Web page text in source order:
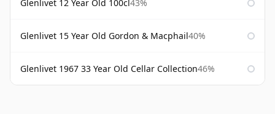
Glenlivet 12 Year Old 100cl43%
Glenlivet 15 Year Old Gordon & Macphail40%
Glenlivet 1967 33 Year Old Cellar Collection46%